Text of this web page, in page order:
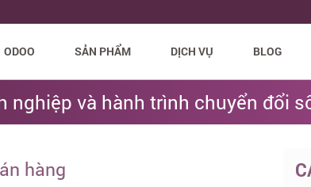
ODOO SẢN PHẨM DỊCH VỤ BLOG
nghiệp và hành trình chuyển đổi
hàng